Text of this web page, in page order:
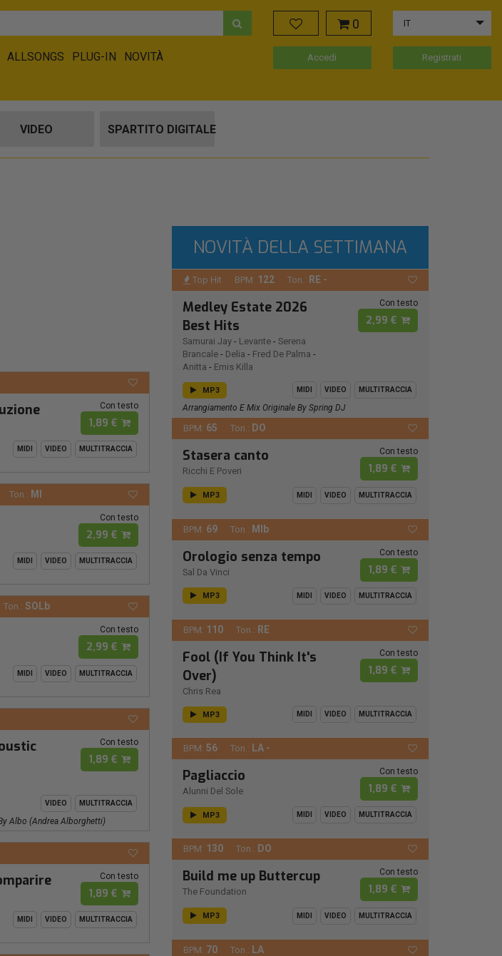
ALLSONGS PLUG-IN
NOVITÀ
0 IT
Accedi Registrati
VIDEO SPARTITO DIGITALE
Con testo
1,89 €
MIDI VIDEO MULTITRACCIA
Ton.: MI
Con testo
2,99 €
MIDI VIDEO MULTITRACCIA
Ton.: SOLb
Con testo
2,99 €
MIDI VIDEO MULTITRACCIA
Con testo
1,89 €
VIDEO MULTITRACCIA
Albo (andrea Alborghetti)
Con testo
1,89 €
MIDI VIDEO MULTITRACCIA
NOVITÀ DELLA SETTIMANA
Top Hit BPM: 122 Ton.: RE -
Medley Estate 2026
Best Hits
Samurai Jay - Levante - Serena
Brancale - Delia - Fred De Palma -
Anitta - Emis Killa
Con testo
2,99 €
MP3 MIDI VIDEO MULTITRACCIA
Arrangiamento E Mix Originale By Spring DJ
BPM: 65 Ton.: DO
Stasera canto
Ricchi E Poveri
Con testo
1,89 €
MP3 MIDI VIDEO MULTITRACCIA
BPM: 69 Ton.: MIb
Orologio senza tempo
Sal Da Vinci
Con testo
1,89 €
MP3 MIDI VIDEO MULTITRACCIA
BPM: 110 Ton.: RE
Fool (If You Think It's
Over)
Chris Rea
Con testo
1,89 €
MP3 MIDI VIDEO MULTITRACCIA
BPM: 56 Ton.: LA -
Pagliaccio
Alunni Del Sole
Con testo
1,89 €
MP3 MIDI VIDEO MULTITRACCIA
BPM: 130 Ton.: DO
Build me up Buttercup
The Foundation
Con testo
1,89 €
MP3 MIDI VIDEO MULTITRACCIA
BPM: 70 Ton.: LA